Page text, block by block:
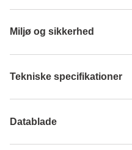
Miljø og sikkerhed
Tekniske specifikationer
Datablade